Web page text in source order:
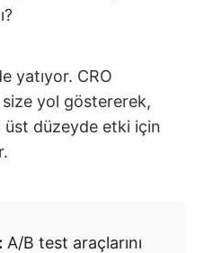
yatıyor. CRO
size yol göstererek,
düzeyde etki için
A/B test araçlarını